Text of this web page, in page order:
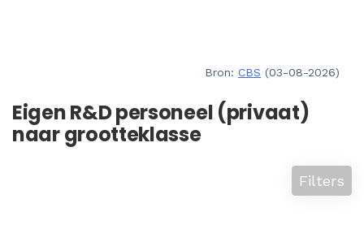
Bron: CBS (03-08-2026)
Eigen R&D personeel (privaat)
naar grootteklasse
Filters